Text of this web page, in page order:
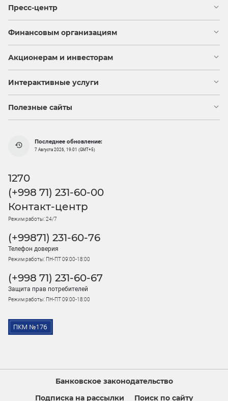
Пресс-центр
Финансовым организациям
Акционерам и инвесторам
Интерактивные услуги
Полезные сайты
Последнее обновление:
7 Августа 2026, 19:01 (GMT+5)
1270
(+998 71) 231-60-00
Контакт-центр
Режим работы: 24/7
(+99871) 231-60-76
Телефон доверия
Режим работы: ПН-ПТ 09:00-18:00
(+998 71) 231-60-67
Защита прав потребителей
Режим работы: ПН-ПТ 09:00-18:00
Банковское законодательство
Подписка на рассылки
Поиск по сайту